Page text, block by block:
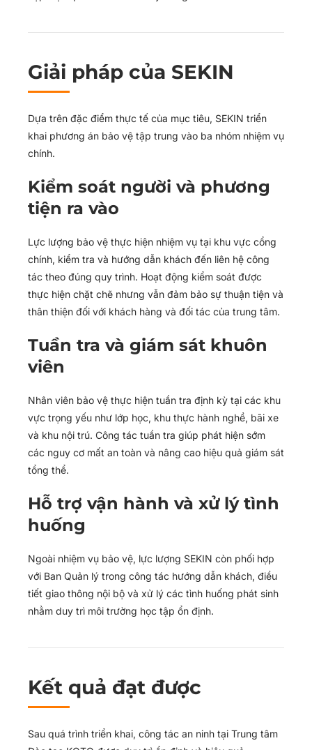
Giải pháp của SEKIN
Dựa trên đặc điểm thực tế của mục tiêu, SEKIN triển
khai phương án bảo vệ tập trung vào ba nhóm nhiệm vụ
chính.
Kiểm soát người và phương
tiện ra vào
Lực lượng bảo vệ thực hiện nhiệm vụ tại khu vực cổng
chính, kiểm tra và hướng dẫn khách đến liên hệ công
tác theo đúng quy trình. Hoạt động kiểm soát được
thực hiện chặt chẽ nhưng vẫn đảm bảo sự thuận tiện và
thân thiện đối với khách hàng và đối tác của trung tâm.
Tuần tra và giám sát khuôn
viên
Nhân viên bảo vệ thực hiện tuần tra định kỳ tại các khu
vực trọng yếu như lớp học, khu thực hành nghề, bãi xe
và khu nội trú. Công tác tuần tra giúp phát hiện sớm
các nguy cơ mất an toàn và nâng cao hiệu quả giám sát
tổng thể.
Hỗ trợ vận hành và xử lý tình
huống
Ngoài nhiệm vụ bảo vệ, lực lượng SEKIN còn phối hợp
với Ban Quản lý trong công tác hướng dẫn khách, điều
tiết giao thông nội bộ và xử lý các tình huống phát sinh
nhằm duy trì môi trường học tập ổn định.
Kết quả đạt được
Sau quá trình triển khai, công tác an ninh tại Trung tâm